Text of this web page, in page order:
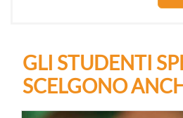
GLI STUDENTI
SCELGONO